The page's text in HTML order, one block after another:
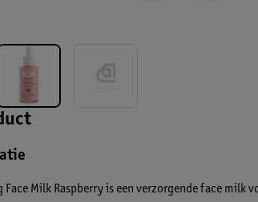
Face Milk Raspberry is een verzorgende face milk